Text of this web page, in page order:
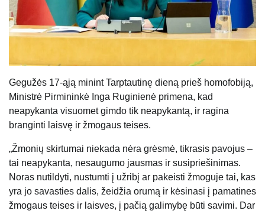
Gegužės 17-ąją minint Tarptautinę dieną prieš homofobiją,
Ministrė Pirmininkė Inga Ruginienė primena, kad
neapykanta visuomet gimdo tik neapykantą, ir ragina
branginti laisvę ir žmogaus teises.
„Žmonių skirtumai niekada nėra grėsmė, tikrasis pavojus –
tai neapykanta, nesaugumo jausmas ir susipriešinimas.
Noras nutildyti, nustumti į užribį ar pakeisti žmoguje tai, kas
yra jo savasties dalis, žeidžia orumą ir kėsinasi į pamatines
žmogaus teises ir laisves, į pačią galimybę būti savimi. Dar